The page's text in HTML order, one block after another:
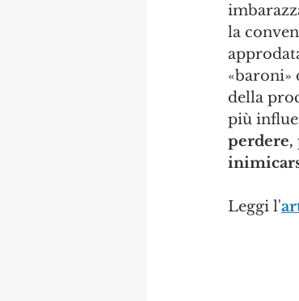
la
«baroni»
della
più
perdere,
Leggi l'